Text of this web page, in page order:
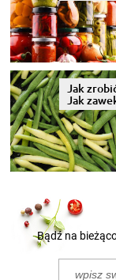
Jak
Jak
Bądź na